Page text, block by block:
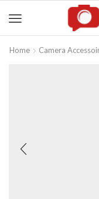
Home Camera